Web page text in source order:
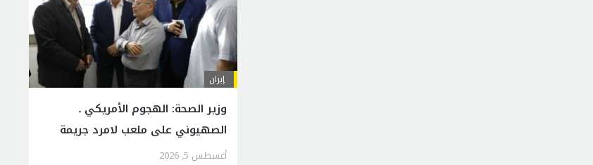
إيران
وزير الصحة: الهجوم الأمريكي ـ
الصهيوني على ملعب لامرد جريمة
سافرة بحق المدنيين العزل
أغسطس 5, 2026